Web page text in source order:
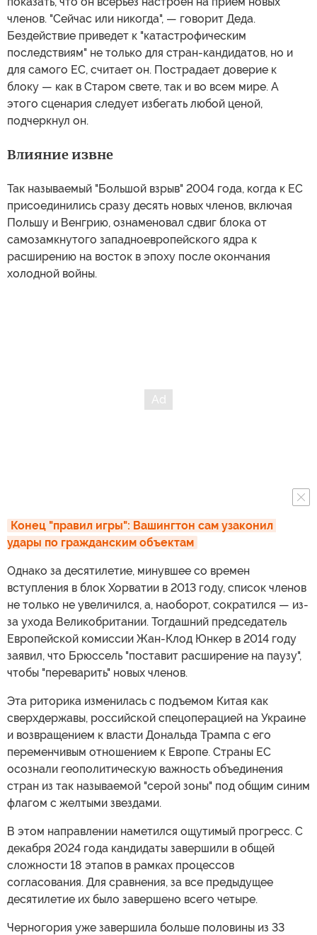
членов. "Сейчас или никогда", — говорит Деда.
Бездействие приведет к "катастрофическим
последствиям" не только для стран-кандидатов, но и
для самого ЕС, считает он. Пострадает доверие к
блоку — как в Старом свете, так и во всем мире. А
этого сценария следует избегать любой ценой,
подчеркнул он.
Влияние извне
Так называемый "Большой взрыв" 2004 года, когда к ЕС
присоединились сразу десять новых членов, включая
Польшу и Венгрию, ознаменовал сдвиг блока от
самозамкнутого западноевропейского ядра к
расширению на восток в эпоху после окончания
холодной войны.
Конец "правил игры": Вашингтон сам узаконил
удары по гражданским объектам
Однако за десятилетие, минувшее со времен
вступления в блок Хорватии в 2013 году, список членов
не только не увеличился, а, наоборот, сократился — из-
за ухода Великобритании. Тогдашний председатель
Европейской комиссии Жан-Клод Юнкер в 2014 году
заявил, что Брюссель "поставит расширение на паузу",
чтобы "переварить" новых членов.
Эта риторика изменилась с подъемом Китая как
сверхдержавы, российской спецоперацией на Украине
и возвращением к власти Дональда Трампа с его
переменчивым отношением к Европе. Страны ЕС
осознали геополитическую важность объединения
стран из так называемой "серой зоны" под общим синим
флагом с желтыми звездами.
В этом направлении наметился ощутимый прогресс. С
декабря 2024 года кандидаты завершили в общей
сложности 18 этапов в рамках процессов
согласования. Для сравнения, за все предыдущее
десятилетие их было завершено всего четыре.
Черногория уже завершила больше половины из 33